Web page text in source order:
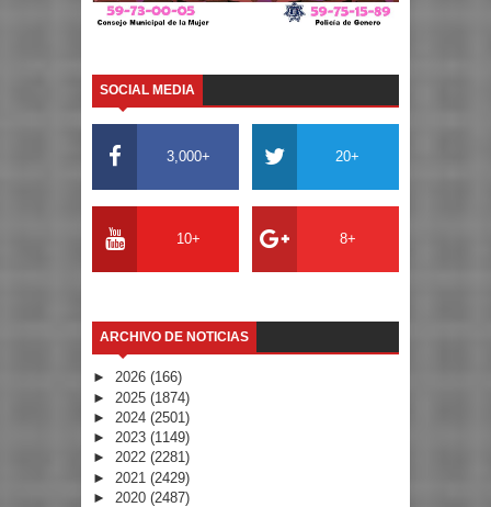
SOCIAL MEDIA
3,000+ 20+
10+ 8+
ARCHIVO DE NOTICIAS
► 2026 (166)
► 2025 (1874)
► 2024 (2501)
► 2023 (1149)
► 2022 (2281)
► 2021 (2429)
► 2020 (2487)